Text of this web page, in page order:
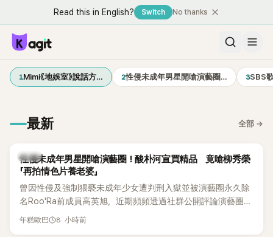
Read this in English? Switch No thanks
1Mimi《地娛室》說話方… 2性侵未成年男星開嗆演藝圈… 3SBS
最新 全部 →
韓星
性侵未成年男星開嗆演藝圈！酸朴河宣買精品 竟嗆柳秀榮
「再拍情色片養老婆」
曾因性侵及強制猥褻未成年少女遭判刑入獄並被演藝圈永久除
名Roo'Ra前成員高英旭，近期頻頻透過社群公開評論演藝圈人
士，接連點名多位藝人引發爭議。這次他將矛頭指向演員柳秀
年糕歐巴 8 小時前